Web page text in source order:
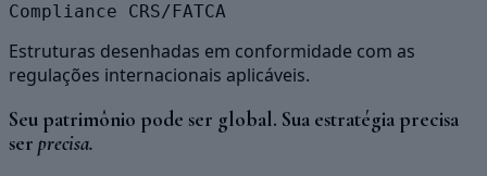
Compliance CRS/FATCA
Estruturas desenhadas em conformidade com as
regulações internacionais aplicáveis.
Seu patrimônio pode ser global. Sua estratégia precisa
ser precisa.